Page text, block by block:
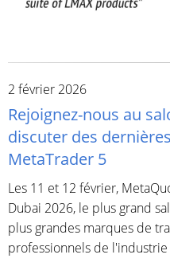
2 février 2026
Rejoignez-nous au
discuter des
MetaTrader 5
Les 11 et 12 février,
Dubai 2026, le plus grand
plus grandes marques de
professionnels de l'industrie